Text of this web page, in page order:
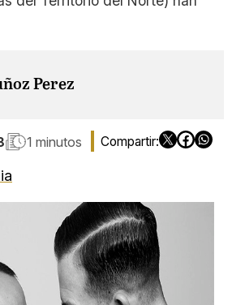
Perez
1 minutos